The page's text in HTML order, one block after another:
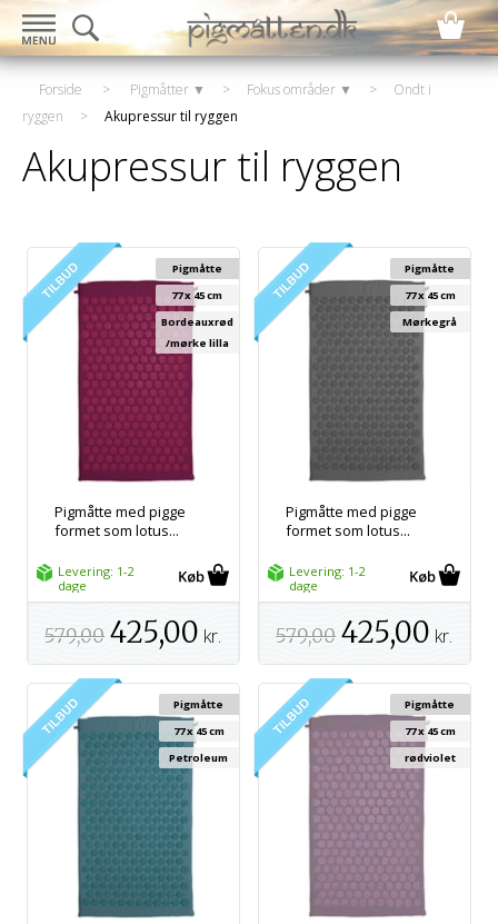
Forside > Pigmåtter ▼ > Fokus områder ▼ >
Ondt i
ryggen
> Akupressur til ryggen
Akupressur til ryggen
Pigmåtte med pigge
formet som lotus...
Pigmåtte
77 x 45 cm
Bordeauxrød
/mørke lilla
Levering: 1-2
dage
579,00 425,00 kr.
Pigmåtte med pigge
formet som lotus...
Pigmåtte
77 x 45 cm
Mørkegrå
Levering: 1-2
dage
579,00 425,00 kr.
Pigmåtte
77 x 45 cm
Petroleum
Pigmåtte
77 x 45 cm
rødviolet